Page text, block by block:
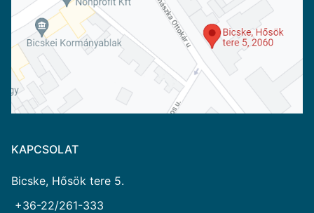
KAPCSOLAT
Bicske, Hősök tere 5.
+36-22/261-333